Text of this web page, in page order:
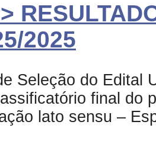
2025
Seleção do Edital
final do
lato sensu –